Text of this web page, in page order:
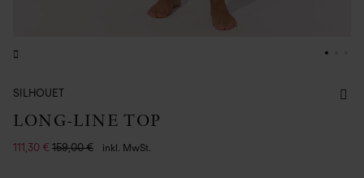
SILHOUET
LONG-LINE TOP
111,30 € 159,00 € inkl. MwSt.